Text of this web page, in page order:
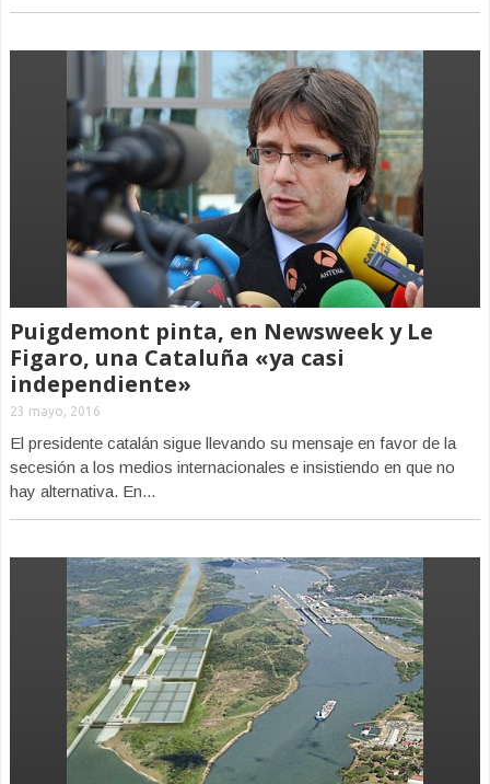
Puigdemont pinta, en Newsweek y Le
Figaro, una Cataluña «ya casi
independiente»
23 mayo, 2016
El presidente catalán sigue llevando su mensaje en favor de la
secesión a los medios internacionales e insistiendo en que no
hay alternativa. En...